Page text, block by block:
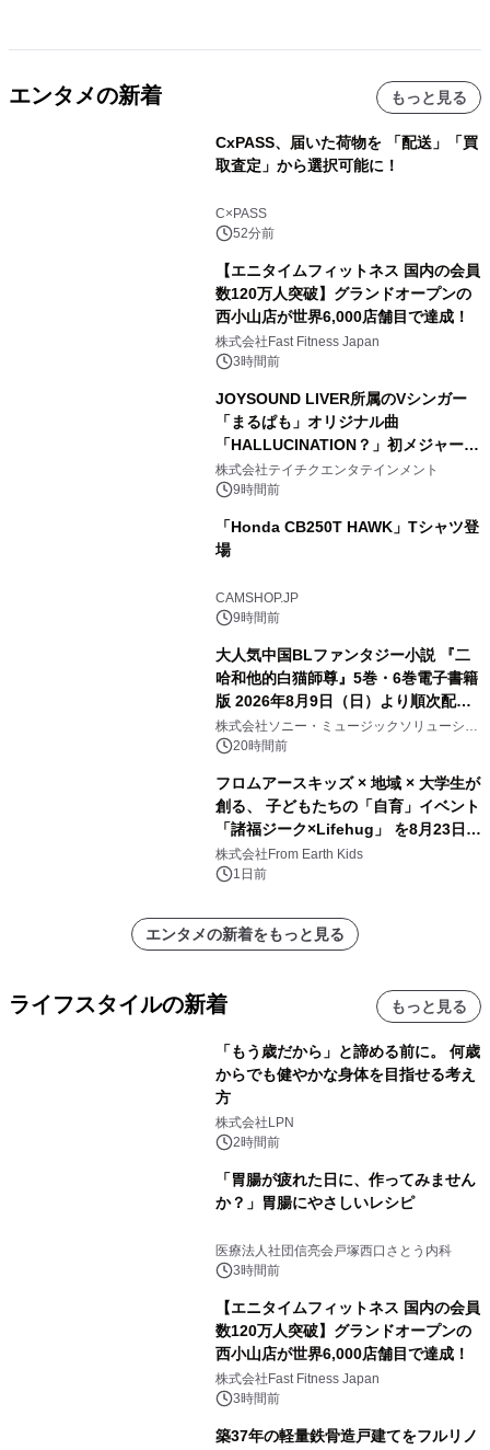
エンタメの新着 もっと見る
CxPASS、届いた荷物を 「配送」「買
取査定」から選択可能に！
C×PASS
52分前
【エニタイムフィットネス 国内の会員
数120万人突破】グランドオープンの
西小山店が世界6,000店舗目で達成！
株式会社Fast Fitness Japan
3時間前
JOYSOUND LIVER所属のVシンガー
「まるぱも」オリジナル曲
「HALLUCINATION？」初メジャー配
信リリース決定！
株式会社テイチクエンタテインメント
9時間前
「Honda CB250T HAWK」Tシャツ登
場
CAMSHOP.JP
9時間前
大人気中国BLファンタジー小説 『二
哈和他的白猫師尊』5巻・6巻電子書籍
版 2026年8月9日（日）より順次配信
開始
株式会社ソニー・ミュージックソリューショ
ンズ20時間前
フロムアースキッズ × 地域 × 大学生が
創る、 子どもたちの「自育」イベント
「諸福ジーク×Lifehug」 を8月23日
(日)開催
株式会社From Earth Kids
1日前
エンタメの新着をもっと見る
ライフスタイルの新着 もっと見る
「もう歳だから」と諦める前に。 何歳
からでも健やかな身体を目指せる考え
方
株式会社LPN
2時間前
「胃腸が疲れた日に、作ってみません
か？」胃腸にやさしいレシピ
医療法人社団信亮会戸塚西口さとう内科
3時間前
【エニタイムフィットネス 国内の会員
数120万人突破】グランドオープンの
西小山店が世界6,000店舗目で達成！
株式会社Fast Fitness Japan
3時間前
築37年の軽量鉄骨造戸建てをフルリノ